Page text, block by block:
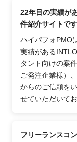
22年目の実績が
件紹介サイトです
ハイパフォPMO
実績がある
タント向けの案
ご発注企業様）
からのご信頼を
せていただいてお
フリーランスコ